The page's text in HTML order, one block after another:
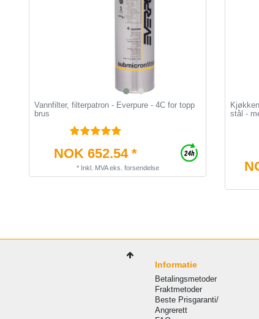
Vannfilter, filterpatron - Everpure - 4C for topp
brus
NOK 652.54 *
* Inkl. MVAeks. forsendelse
stål -
Informatie
Betalingsmetoder
Fraktmetoder
Beste Prisgaranti/
Angrerett